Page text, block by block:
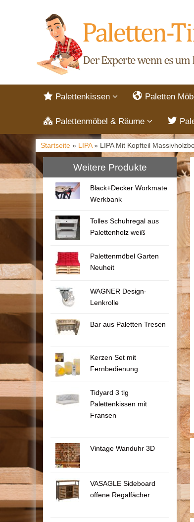
Palettenkissen Paletten
Palettenmöbel & Räume
Startseite » LIPA» LIPA Mit Kopfteil
Weitere Produkte
Black+Decker Workmate
Werkbank
Tolles Schuhregal aus
Palettenholz weiß
Palettenmöbel Garten
Neuheit
WAGNER Design-
Lenkrolle
Bar aus Paletten Tresen
Kerzen Set mit
Fernbedienung
Tidyard 3 tlg
Palettenkissen mit
Fransen
Vintage Wanduhr 3D
VASAGLE Sideboard
offene Regalfächer